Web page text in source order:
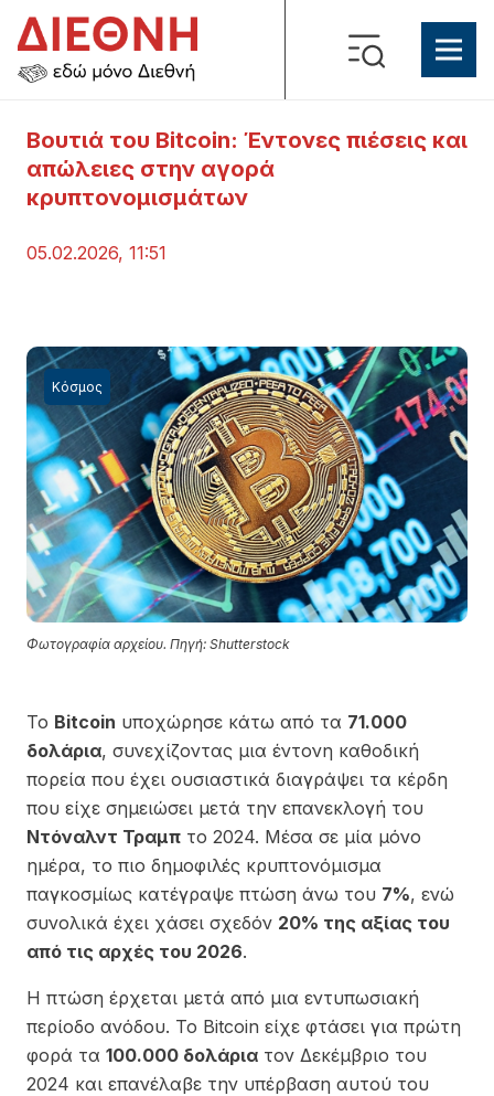
Βουτιά του Bitcoin: Έντονες πιέσεις και
απώλειες στην αγορά
κρυπτονομισμάτων
05.02.2026, 11:51
Φωτογραφία αρχείου. Πηγή: Shutterstock
Κόσμος
Το Bitcoin υποχώρησε κάτω από τα 71.000
δολάρια, συνεχίζοντας μια έντονη καθοδική
πορεία που έχει ουσιαστικά διαγράψει τα κέρδη
που είχε σημειώσει μετά την επανεκλογή του
Ντόναλντ Τραμπ το 2024. Μέσα σε μία μόνο
ημέρα, το πιο δημοφιλές κρυπτονόμισμα
παγκοσμίως κατέγραψε πτώση άνω του 7%, ενώ
συνολικά έχει χάσει σχεδόν 20% της αξίας του
από τις αρχές του 2026.
Η πτώση έρχεται μετά από μια εντυπωσιακή
περίοδο ανόδου. Το Bitcoin είχε φτάσει για πρώτη
φορά τα 100.000 δολάρια τον Δεκέμβριο του
2024 και επανέλαβε την υπέρβαση αυτού του